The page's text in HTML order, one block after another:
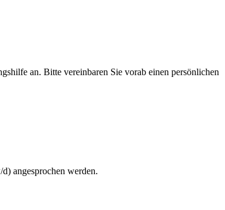
an. Bitte vereinbaren Sie vorab einen persönlichen
angesprochen werden.